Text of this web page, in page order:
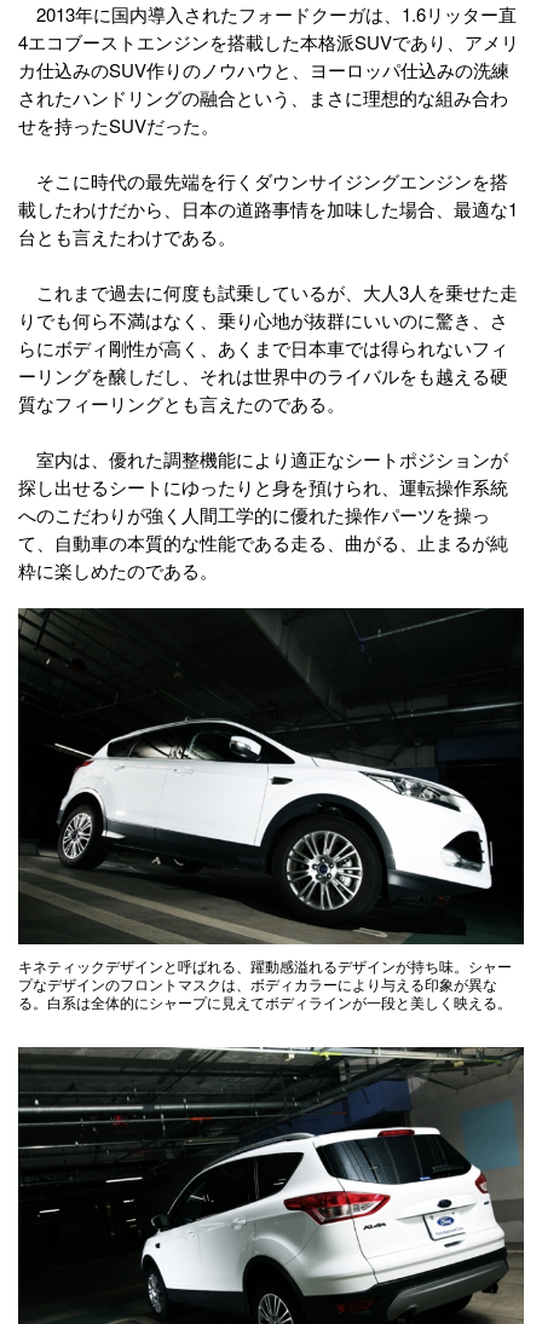
2013年に国内導入されたフォードクーガは、1.6リッター直
4エコブーストエンジンを搭載した本格派SUVであり、アメリ
カ仕込みのSUV作りのノウハウと、ヨーロッパ仕込みの洗練
されたハンドリングの融合という、まさに理想的な組み合わ
せを持ったSUVだった。
そこに時代の最先端を行くダウンサイジングエンジンを搭
載したわけだから、日本の道路事情を加味した場合、最適な1
台とも言えたわけである。
これまで過去に何度も試乗しているが、大人3人を乗せた走
りでも何ら不満はなく、乗り心地が抜群にいいのに驚き、さ
らにボディ剛性が高く、あくまで日本車では得られないフィ
ーリングを醸しだし、それは世界中のライバルをも越える硬
質なフィーリングとも言えたのである。
室内は、優れた調整機能により適正なシートポジションが
探し出せるシートにゆったりと身を預けられ、運転操作系統
へのこだわりが強く人間工学的に優れた操作パーツを操っ
て、自動車の本質的な性能である走る、曲がる、止まるが純
粋に楽しめたのである。
キネティックデザインと呼ばれる、躍動感溢れるデザインが持ち味。シャー
プなデザインのフロントマスクは、ボディカラーにより与える印象が異な
る。白系は全体的にシャープに見えてボディラインが一段と美しく映える。